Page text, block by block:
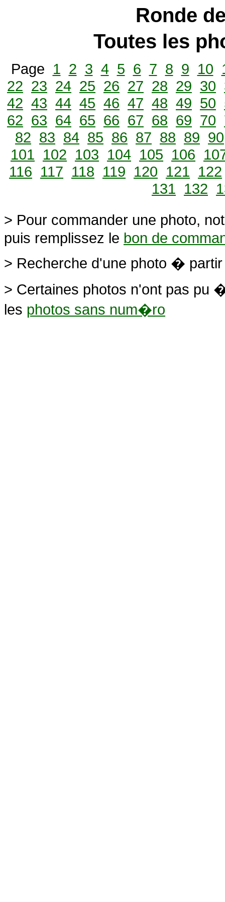
Ronde
Toutes les
Page 1 2 3 4 5 6 7 8 9 10
22 23 24 25 26 27 28 29 30
42 43 44 45 46 47 48 49 50
62 63 64 65 66 67 68 69 70
82 83 84 85 86 87 88 89 90
101 102 103 104 105 106
116 117 118 119 120 121 122
131 132
> Pour commander une photo,
puis remplissez le bon de
> Recherche d'une photo �
> Certaines photos n'ont pas
les photos sans num�ro